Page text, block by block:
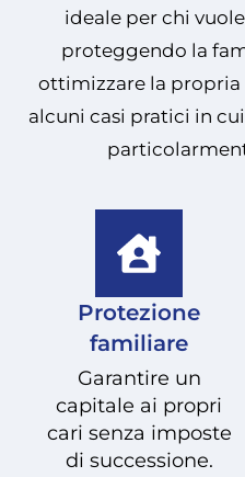
ideale per chi
proteggendo la
ottimizzare la propria
alcuni casi pratici in
Protezione
familiare
Garantire un
capitale ai propri
cari senza imposte
di successione.